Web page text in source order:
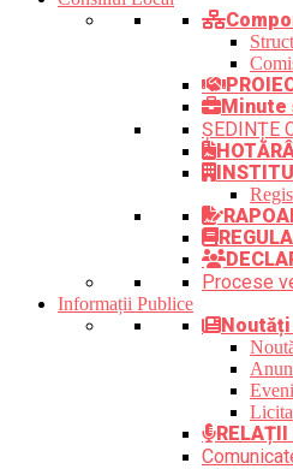
Minute
ȘEDINȚE
Procese
Informații Publice